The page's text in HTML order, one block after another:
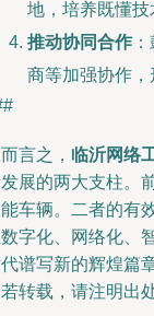
地，培养既懂技
推动协同合作：
商等加强协作
言之， 临沂网络
展的两大支柱。
车辆。二者的有
字化、网络化、
谱写新的辉煌篇
转载，请注明出